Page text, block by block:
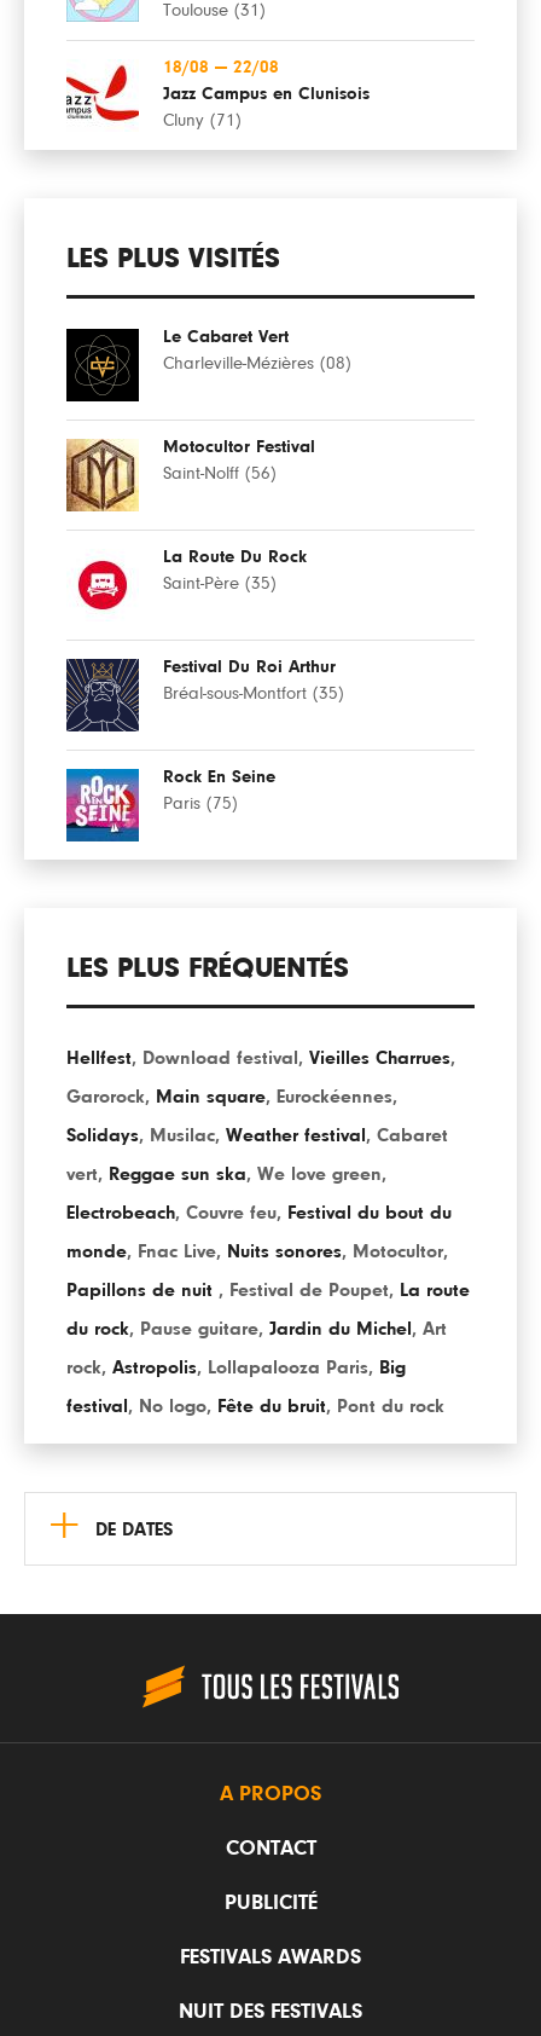
Toulouse (31)
18/08 — 22/08
Jazz Campus en Clunisois
Cluny (71)
LES PLUS VISITÉS
Le Cabaret Vert
Charleville-Mézières (08)
Motocultor Festival
Saint-Nolff (56)
La Route Du Rock
Saint-Père (35)
Festival Du Roi Arthur
Bréal-sous-Montfort (35)
Rock En Seine
Paris (75)
LES PLUS FRÉQUENTÉS
Hellfest, Download festival , Vieilles Charrues,
Garorock, Main square, Eurockéennes,
Solidays, Musilac, Weather festival , Cabaret
vert, Reggae sun ska, We love green,
Electrobeach, Couvre feu, Festival du bout du
monde, Fnac Live, Nuits sonores, Motocultor,
Papillons de nuit , Festival de Poupet, La route
du rock, Pause guitare, Jardin du Michel , Art
rock, Astropolis, Lollapalooza Paris, Big
festival , No logo, Fête du bruit, Pont du rock
+ DE DATES
A PROPOS
CONTACT
PUBLICITÉ
FESTIVALS AWARDS
NUIT DES FESTIVALS